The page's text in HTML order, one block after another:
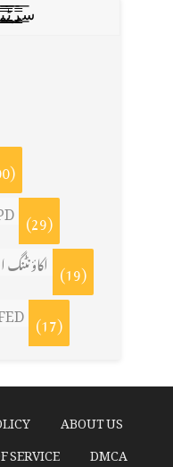
(29)
(19)
(17)
ABOUT US
DMCA
SERVICE